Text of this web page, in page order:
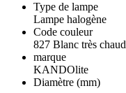
Type de lampe
Lampe halogène
Code couleur
827 Blanc très chaud
marque
KANDOlite
Diamètre (mm)